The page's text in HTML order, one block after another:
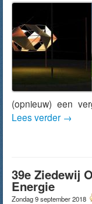
(opnieuw) een
Lees verder →
39e Ziedewij
Energie
Zondag 9 september 2018